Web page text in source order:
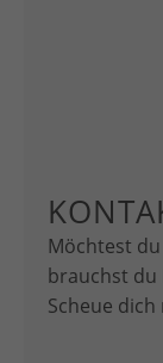
Möchtest
brauchst du
Scheue